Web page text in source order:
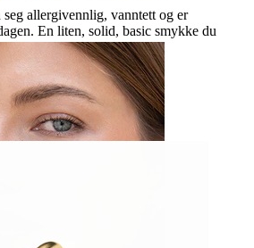
allergivennlig, vanntett og er
En liten, solid, basic smykke du
enn du tror.
kjøpt